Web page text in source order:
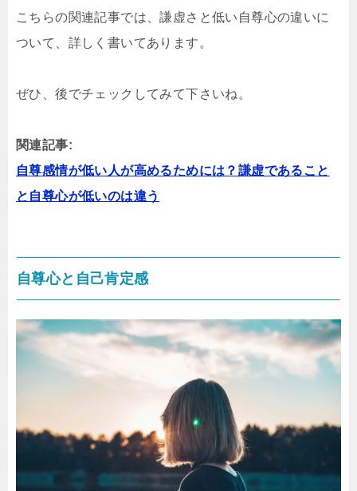
こちらの関連記事では、謙虚さと低い自尊心の違いに
ついて、詳しく書いてあります。
ぜひ、後でチェックしてみて下さいね。
関連記事:
自尊感情が低い人が高めるためには？謙虚であること
と自尊心が低いのは違う
自尊心と自己肯定感